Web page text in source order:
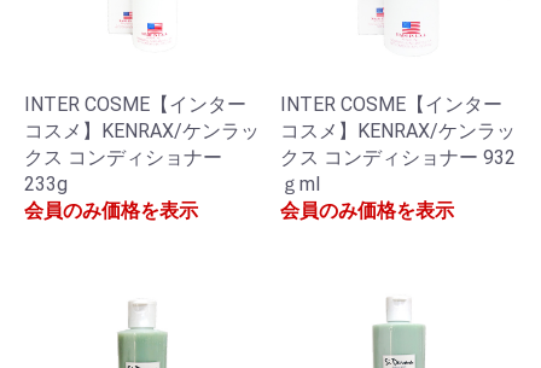
INTER COSME【インター
コスメ】KENRAX/ケンラッ
クス コンディショナー
233g
会員のみ価格を表示
INTER COSME【インター
コスメ】KENRAX/ケンラッ
クス コンディショナー 932
ｇml
会員のみ価格を表示